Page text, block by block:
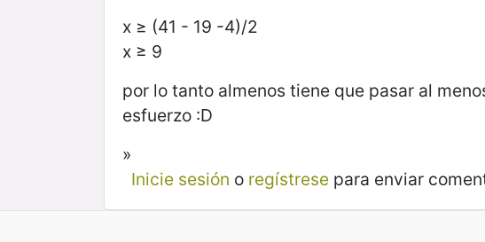
x ≥ (41 - 19 -4)/2
x ≥ 9
por lo tanto almenos tiene que pasar al
esfuerzo :D
»
Inicie sesión o regístresepara enviar